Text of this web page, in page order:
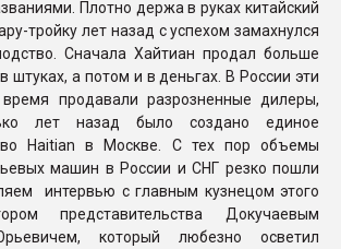
Плотно держа в руках китайский
тройку лет назад с успехом замахнулся
Сначала Хайтиан продал больше
штуках, а потом и в деньгах. В России эти
продавали разрозненные дилеры,
лет назад было создано единое
Haitian в Москве. С тех пор объемы
машин в России и СНГ резко пошли
интервью с главным кузнецом этого
представительства Докучаевым
который любезно осветил